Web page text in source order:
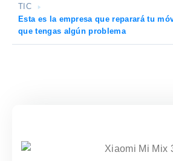
TIC
Esta es la empresa que reparará tu
que tengas algún problema